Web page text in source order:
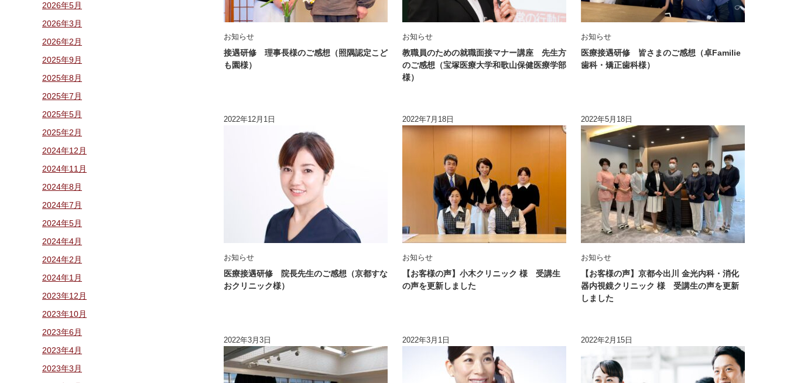
お知らせ
接遇研修 理事長様のご感想（照隅認定こど
も園様）
お知らせ
教職員のための就職面接マナー講座 先生方
のご感想（宝塚医療大学和歌山保健医療学部
様）
お知らせ
医療接遇研修 皆さまのご感想（卓Familie
歯科・矯正歯科様）
2022年12月1日
お知らせ
医療接遇研修 院長先生のご感想（京都すな
おクリニック様）
2022年7月18日
お知らせ
【お客様の声】小木クリニック 様 受講生
の声を更新しました
2022年5月18日
お知らせ
【お客様の声】京都今出川 金光内科・消化
器内視鏡クリニック 様 受講生の声を更新
しました
2022年3月3日 2022年3月1日 2022年2月15日
2026年5月
2026年3月
2026年2月
2025年9月
2025年8月
2025年7月
2025年5月
2025年2月
2024年12月
2024年11月
2024年8月
2024年7月
2024年5月
2024年4月
2024年2月
2024年1月
2023年12月
2023年10月
2023年6月
2023年4月
2023年3月